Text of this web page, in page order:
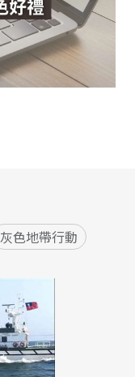
灰色地帶行動